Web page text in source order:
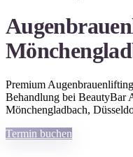
Premium Augenbrauenlifting
Behandlung bei BeautyBar
Mönchengladbach,
Termin buchen